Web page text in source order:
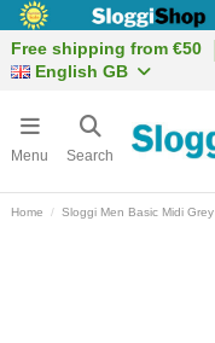
Free shipping from €50
English GB
Menu Search
Home Sloggi Men Basic Midi Grey